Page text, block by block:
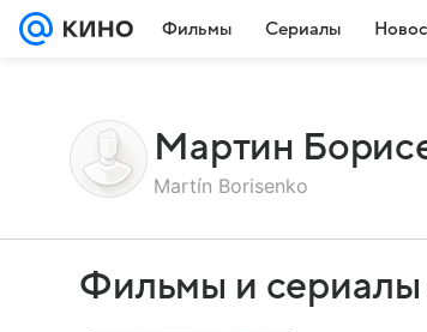
Фильмы Сериалы
Мартин
Martín Borisenko
Фильмы и